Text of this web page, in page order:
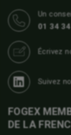
Un
01 34
Écrivez
Suivez
FOGEX
DE LA